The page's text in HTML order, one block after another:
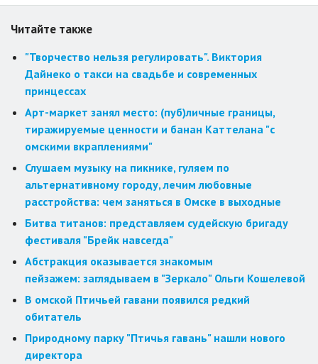
Читайте также
"Творчество нельзя регулировать". Виктория
Дайнеко о такси на свадьбе и современных
принцессах
Арт-маркет занял место: (пуб)личные границы,
тиражируемые ценности и банан Каттелана "с
омскими вкраплениями"
Слушаем музыку на пикнике, гуляем по
альтернативному городу, лечим любовные
расстройства: чем заняться в Омске в выходные
Битва титанов: представляем судейскую бригаду
фестиваля "Брейк навсегда"
Абстракция оказывается знакомым
пейзажем: заглядываем в "Зеркало" Ольги Кошелевой
В омской Птичьей гавани появился редкий
обитатель
Природному парку "Птичья гавань" нашли нового
директора